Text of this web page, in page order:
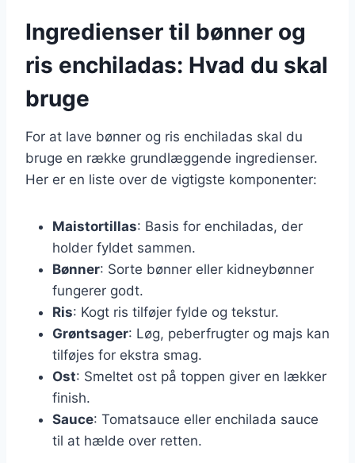
Ingredienser til bønner og
ris enchiladas: Hvad du skal
bruge
For at lave bønner og ris enchiladas skal du
bruge en række grundlæggende ingredienser.
Her er en liste over de vigtigste komponenter:
Maistortillas: Basis for enchiladas, der
holder fyldet sammen.
Bønner: Sorte bønner eller kidneybønner
fungerer godt.
Ris: Kogt ris tilføjer fylde og tekstur.
Grøntsager: Løg, peberfrugter og majs kan
tilføjes for ekstra smag.
Ost: Smeltet ost på toppen giver en lækker
finish.
Sauce: Tomatsauce eller enchilada sauce
til at hælde over retten.